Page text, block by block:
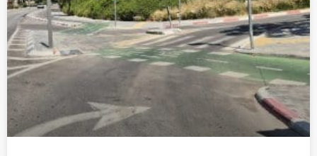
אני מאשר/ת קבלת דיוור במייל ושימוש בפרטים בהתאם
למדיניות הפרטיות